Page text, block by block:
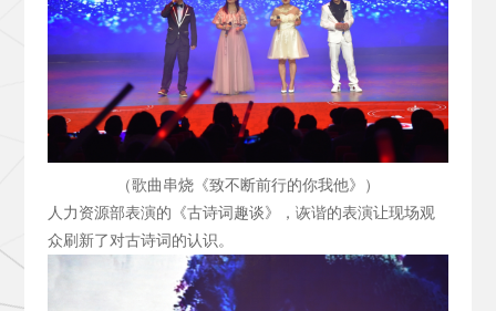
（歌曲串烧《致不断前行的你我他》）
人力资源部表演的《古诗词趣谈》，诙谐的表演让现场观
众刷新了对古诗词的认识。